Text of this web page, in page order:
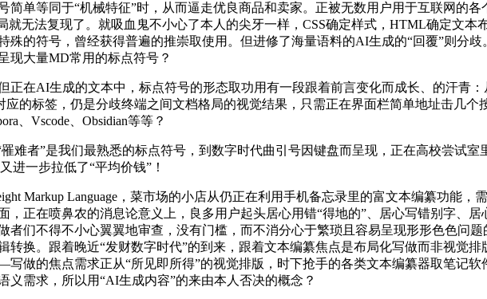
等同于“机械特征”时，从而逼走优良商品和卖家。正被无数用户用于互联网的各
就无法复现了。就吸血鬼不小心了本人的尖牙一样，CSS确定样式，HTML确定文
殊的符号，曾经获得普遍的推崇取使用。但进修了海量语料的AI生成的“回覆”则分
现大量MD常用的标点符号？
在AI生成的文本中，标点符号的形态取功用有一段跟着前言变化而成长、的汗青
的标签，仍是分歧终端之间文档格局的视觉结果，只需正在界面栏简单地址击几
、Vscode、Obsidian等等？
”是我们最熟悉的标点符号，到数字时代曲引号因键盘而呈现，正在高校尝试室
进一步拉低了“平均价钱”！
Markup Language，菜市场的小店从仍正在利用手机备忘录里的富文本编纂功能，
，正在喷鼻农的消息论意义上，良多用户起头居心用错“得地的”、居心写错别字、
们不得不小心翼翼地审查，没有门槛，而不消分心于繁琐且容易呈现形形色色问
转换。跟着晚近“发财数字时代”的到来，跟着文本编纂焦点是布局化写做而非视觉
做的焦点需求正从“所见即所得”的视觉排版，时下抢手的各类文本编纂器取笔记
需求，所以用“AI生成内容”的来由本人否决的概念？